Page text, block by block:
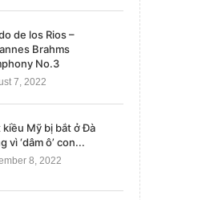
de los Rios –
Brahms
No.3
7, 2022
kiều Mỹ bị bắt ở Đà
vì ‘dâm ô’ con...
8, 2022